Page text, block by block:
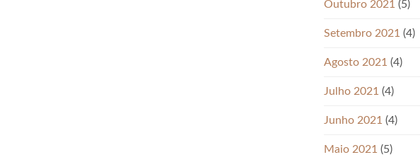
Outubro 2021 (5)
Setembro 2021 (4)
Agosto 2021 (4)
Julho 2021 (4)
Junho 2021 (4)
Maio 2021 (5)